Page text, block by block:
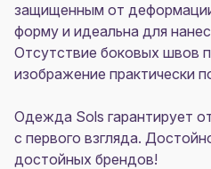
защищенным от
форму и идеальна для
Отсутствие боковых швов
изображение практически
Одежда Sols гарантирует
с первого взгляда.
достойных брендов!